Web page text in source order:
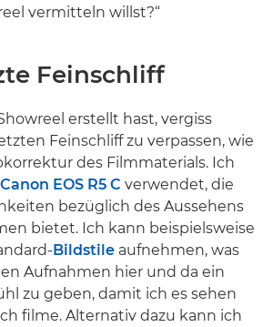
vermitteln willst?“
Feinschliff
erstellt hast, vergiss
Feinschliff zu verpassen, wie
des Filmmaterials. Ich
Canon EOS R5 C verwendet, die
bezüglich des Aussehens
bietet. Ich kann beispielsweise
Bildstile aufnehmen, was
Aufnahmen hier und da ein
zu geben, damit ich es sehen
filme. Alternativ dazu kann ich